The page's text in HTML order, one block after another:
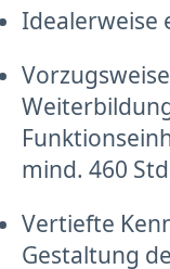
Idealerweise
mind. 460
Vertiefte
Gestaltung